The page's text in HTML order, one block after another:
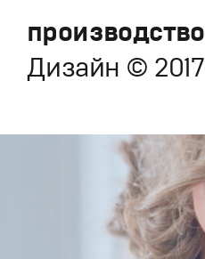
производство
Дизайн © 2017